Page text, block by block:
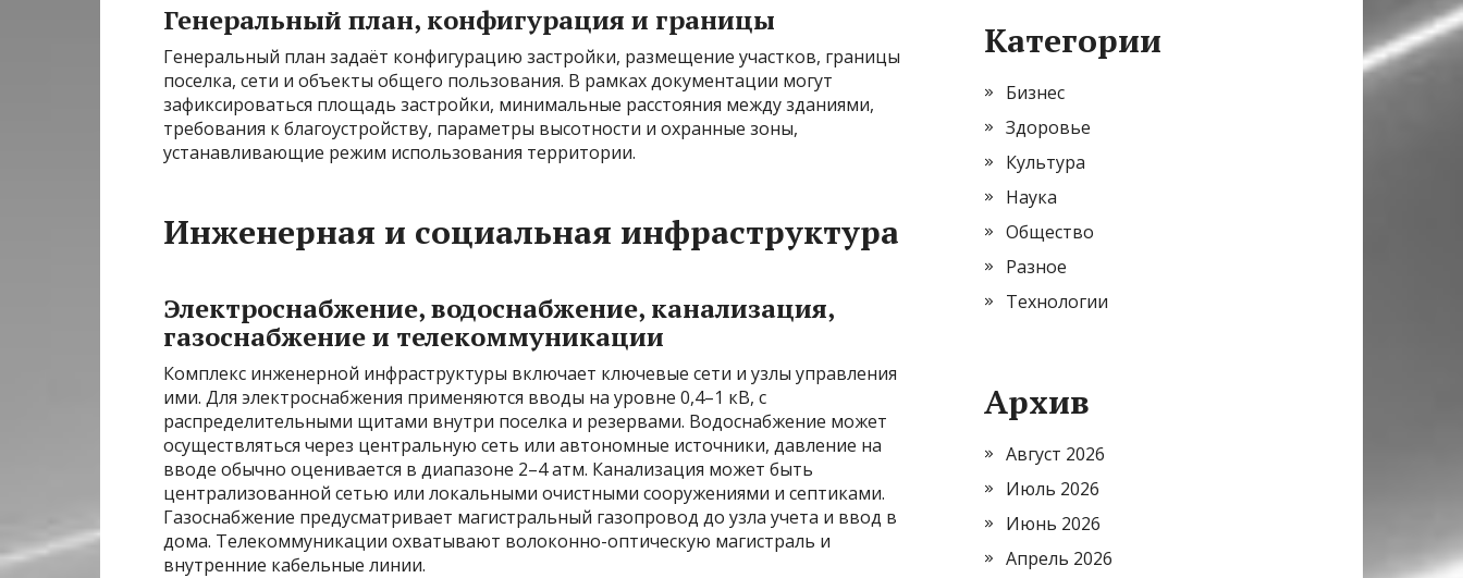
Генеральный план, конфигурация и границы
Генеральный план задаёт конфигурацию застройки, размещение участков, границы
поселка, сети и объекты общего пользования. В рамках документации могут
зафиксироваться площадь застройки, минимальные расстояния между зданиями,
требования к благоустройству, параметры высотности и охранные зоны,
устанавливающие режим использования территории.
Инженерная и социальная инфраструктура
Электроснабжение, водоснабжение, канализация,
газоснабжение и телекоммуникации
Комплекс инженерной инфраструктуры включает ключевые сети и узлы управления
ими. Для электроснабжения применяются вводы на уровне 0,4–1 кВ, с
распределительными щитами внутри поселка и резервами. Водоснабжение может
осуществляться через центральную сеть или автономные источники, давление на
вводе обычно оценивается в диапазоне 2–4 атм. Канализация может быть
централизованной сетью или локальными очистными сооружениями и септиками.
Газоснабжение предусматривает магистральный газопровод до узла учета и ввод в
дома. Телекоммуникации охватывают волоконно-оптическую магистраль и
внутренние кабельные линии.
Категории
Бизнес
Здоровье
Культура
Наука
Общество
Разное
Технологии
Архив
Август 2026
Июль 2026
Июнь 2026
Апрель 2026